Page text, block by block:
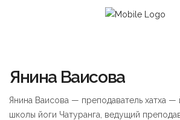
Янина Ваисова
Янина Ваисова — преподаватель хатха —
школы йоги Чатуранга, ведущий